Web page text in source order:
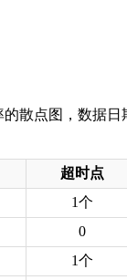
超时点
1个
0
1个